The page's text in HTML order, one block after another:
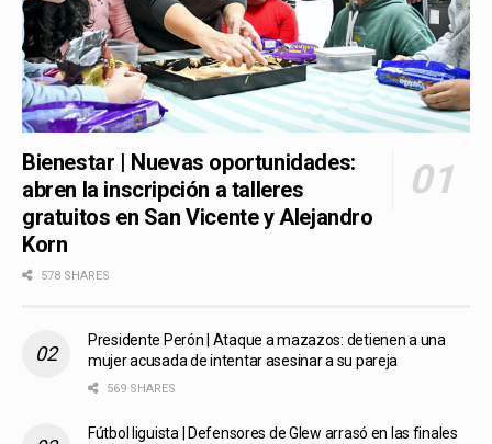
Bienestar | Nuevas oportunidades:
abren la inscripción a talleres
gratuitos en San Vicente y Alejandro
Korn
578 SHARES
Presidente Perón | Ataque a mazazos: detienen a una
mujer acusada de intentar asesinar a su pareja
569 SHARES
Fútbol liguista | Defensores de Glew arrasó en las finales